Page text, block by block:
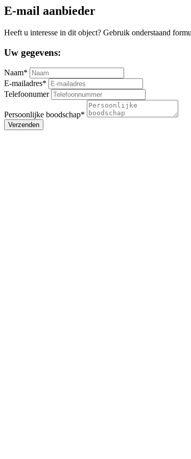
E-mail aanbieder
Heeft u interesse in dit object? Gebruik onderstaand
Uw gegevens:
Naam*
E-mailadres*
Telefoonumer
Persoonlijke boodschap*
Verzenden